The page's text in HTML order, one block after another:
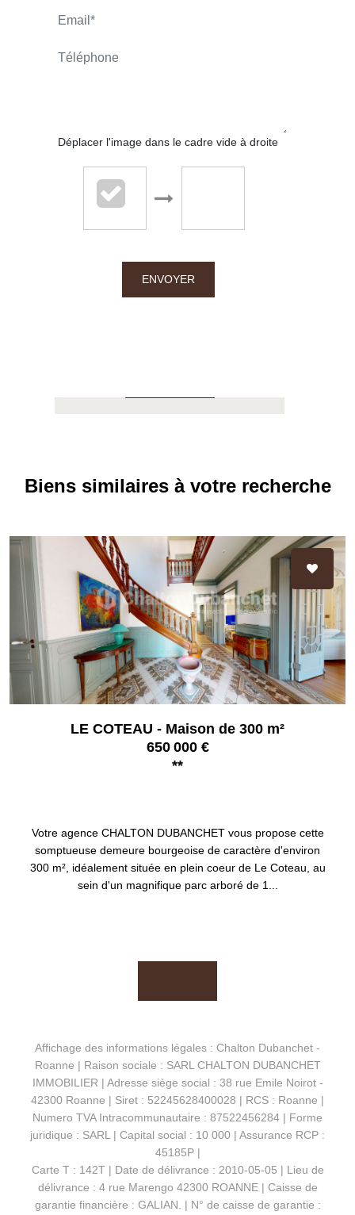
Chalton Dubanchet - Roanne
42300 Roanne
Déplacer l'image dans le cadre vide à droite
ENVOYER
Biens similaires à votre recherche
LE COTEAU - Maison de 300 m²
650 000 €
**
Votre agence CHALTON DUBANCHET vous propose cette
somptueuse demeure bourgeoise de caractère d'environ
300 m², idéalement située en plein coeur de Le Coteau, au
sein d'un magnifique parc arboré de 1...
Affichage des informations légales : Chalton Dubanchet -
Roanne | Raison sociale : SARL CHALTON DUBANCHET
IMMOBILIER | Adresse siège social : 38 rue Emile Noirot -
42300 Roanne | Siret : 52245628400028 | RCS : Roanne |
Numero TVA Intracommunautaire : 87522456284 | Forme
juridique : SARL | Capital social : 10 000 | Assurance RCP :
45185P |
Carte T : 142T | Date de délivrance : 2010-05-05 | Lieu de
délivrance : 4 rue Marengo 42300 ROANNE | Caisse de
garantie financière : GALIAN. | N° de caisse de garantie :